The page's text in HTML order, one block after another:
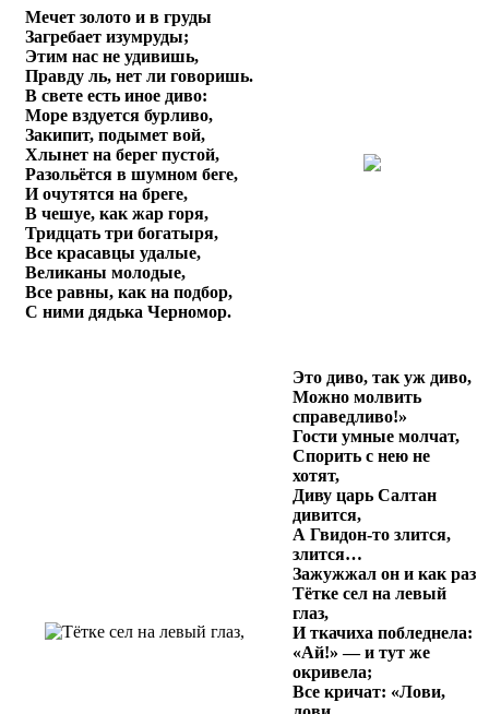
Мечет золото и в груды
Загребает изумруды;
Этим нас не удивишь,
Правду ль, нет ли говоришь.
В свете есть иное диво:
Море вздуется бурливо,
Закипит, подымет вой,
Хлынет на берег пустой,
Разольётся в шумном беге,
И очутятся на бреге,
В чешуе, как жар горя,
Тридцать три богатыря,
Все красавцы удалые,
Великаны молодые,
Все равны, как на подбор,
С ними дядька Черномор.
Это диво, так уж диво,
Можно молвить
справедливо!»
Гости умные молчат,
Спорить с нею не
хотят,
Диву царь Салтан
дивится,
А Гвидон-то злится,
злится…
Зажужжал он и как раз
Тётке сел на левый
глаз,
И ткачиха побледнела:
«Ай!» — и тут же
окривела;
Все кричат: «Лови,